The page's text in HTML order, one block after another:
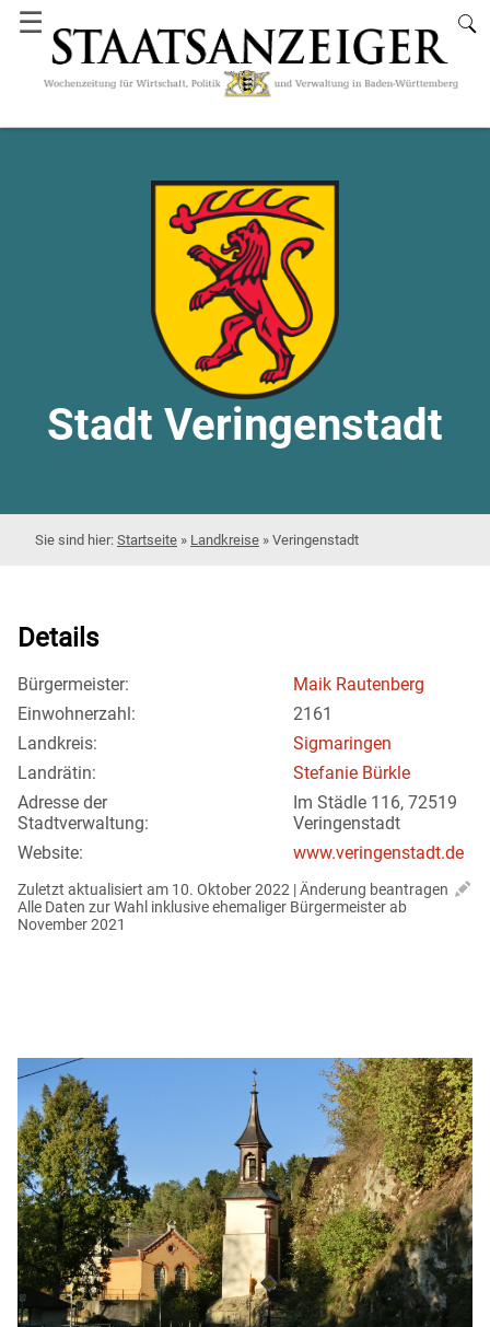
☰
Stadt Veringenstadt
Startseite » Landkreise » Veringenstadt
Details
Bürgermeister:
Maik Rautenberg
Einwohnerzahl:
2161
Landkreis:
Sigmaringen
Landrätin:
Stefanie Bürkle
Adresse der
Stadtverwaltung:
Im Städle 116, 72519
Veringenstadt
Website:
www.veringenstadt.de
Zuletzt aktualisiert am 10. Oktober 2022 | Änderung beantragen
Alle Daten zur Wahl inklusive ehemaliger Bürgermeister ab
November 2021